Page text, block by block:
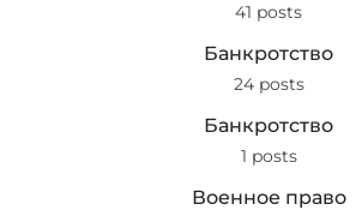
41 posts
Банкротство
24 posts
Банкротство
1 posts
Военное право